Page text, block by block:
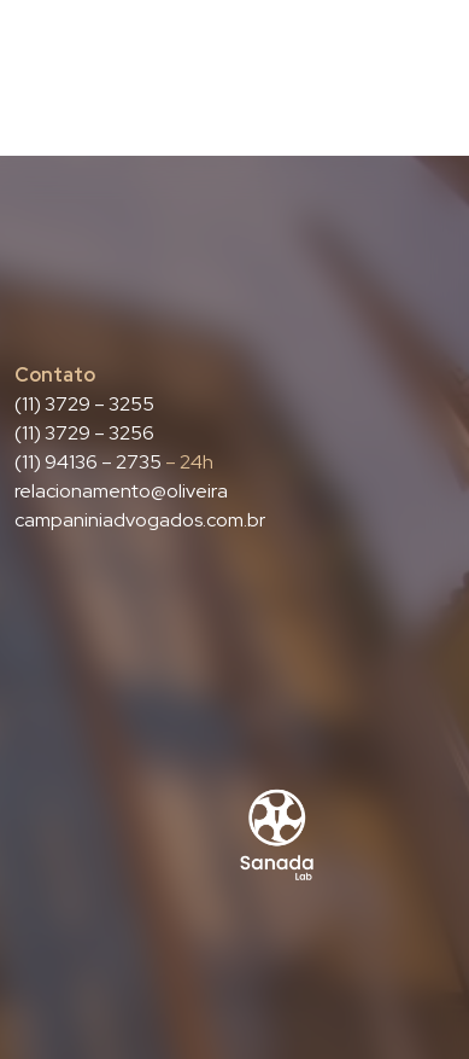
Contato
(11) 3729 – 3255
(11) 3729 – 3256
(11) 94136 – 2735 – 24h
relacionamento@oliveira
campaniniadvogados.com.br